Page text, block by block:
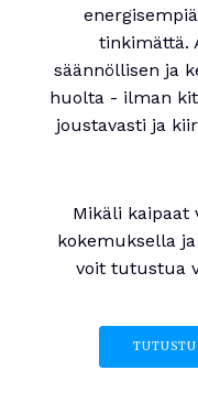
tinkimättä.
säännöllisen ja
huolta - ilman
joustavasti ja
Mikäli kaipaat
kokemuksella
voit tutustua
TUTUSTU